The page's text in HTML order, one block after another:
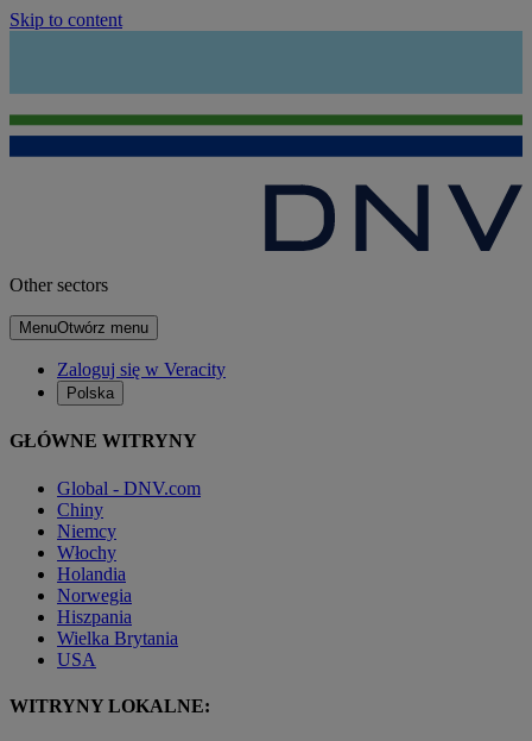
Skip to content
Other sectors
MenuOtwórz menu
Zaloguj się w Veracity
Polska
GŁÓWNE WITRYNY
Global - DNV.com
Chiny
Niemcy
Włochy
Holandia
Norwegia
Hiszpania
Wielka Brytania
USA
WITRYNY LOKALNE: